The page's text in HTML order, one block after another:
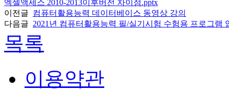
엑셀액세스 2010-2013이후버전 차이점.pptx
이전글 컴퓨터활용능력 데이터베이스 동영상 강의
다음글 2021년 컴퓨터활용능력 필/실기시험 수험용 프로그램
목록
이용약관